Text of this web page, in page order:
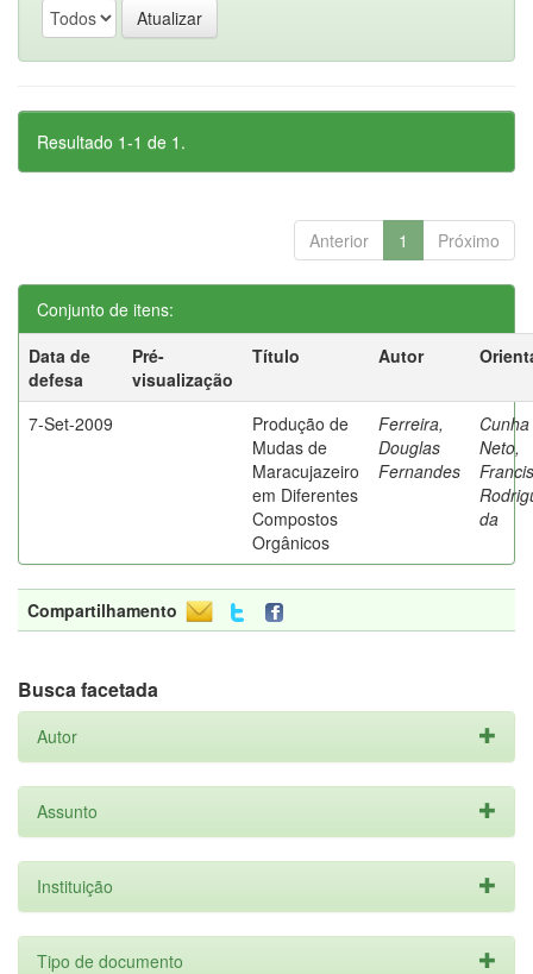
Resultado 1-1 de 1.
Anterior 1 Próximo
Conjunto de itens:
Data de
defesa
Pré-
visualização
Título Autor
7-Set-2009
Produção de
Mudas de
Maracujazeiro
em Diferentes
Compostos
Orgânicos
Ferreira,
Douglas
Fernandes
Cunha
Neto,
da
Compartilhamento
Busca facetada
Autor
Assunto
Instituição
Tipo de documento